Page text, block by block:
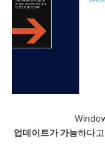
업데이트가 가능하다